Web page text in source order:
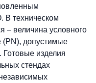
В техническом
– величина условного
(PN), допустимые
Готовые изделия
стендах